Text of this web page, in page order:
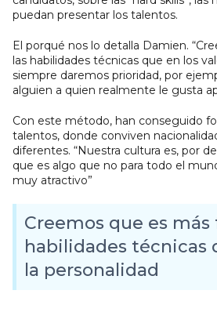
puedan presentar los talentos.
El porqué nos lo detalla Damien.
las habilidades técnicas que en los
siempre daremos prioridad, por
alguien a quien realmente le gusta
Con este método, han conseguido
talentos, donde conviven
diferentes. “Nuestra cultura es, por
que es algo que no para todo el
muy atractivo”
Creemos que es
habilidades técnicas
la personalidad